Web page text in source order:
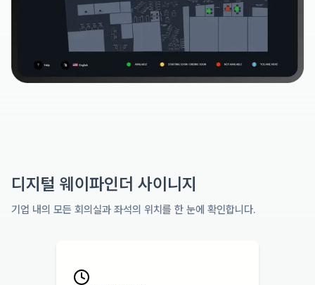
디지털 웨이파인더 사이니지
기업 내의 모든 회의실과 좌석의 위치를 한 눈에 확인합니다.